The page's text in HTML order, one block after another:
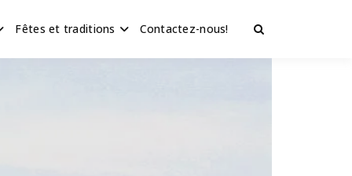
Fêtes et traditions Contactez-nous!